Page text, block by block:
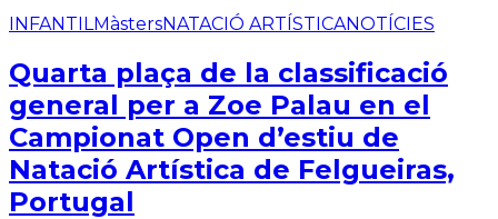
INFANTILMàstersNATACIÓ ARTÍSTICANOTÍCIES
Quarta plaça de la classificació
general per a Zoe Palau en el
Campionat Open d’estiu de
Natació Artística de Felgueiras,
Portugal